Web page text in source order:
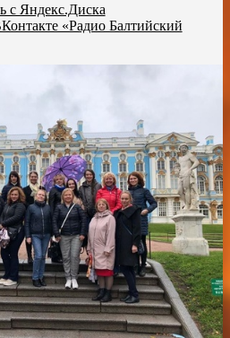
с Яндекс.Диска
«Радио Балтийский